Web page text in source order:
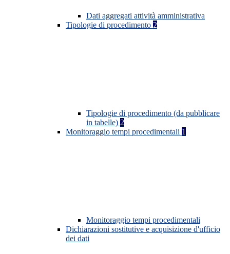
Dati aggregati attività amministrativa
Tipologie di procedimento 2
Tipologie di procedimento (da pubblicare
in tabelle) 2
Monitoraggio tempi procedimentali 1
Monitoraggio tempi procedimentali
Dichiarazioni sostitutive e acquisizione d'ufficio
dei dati